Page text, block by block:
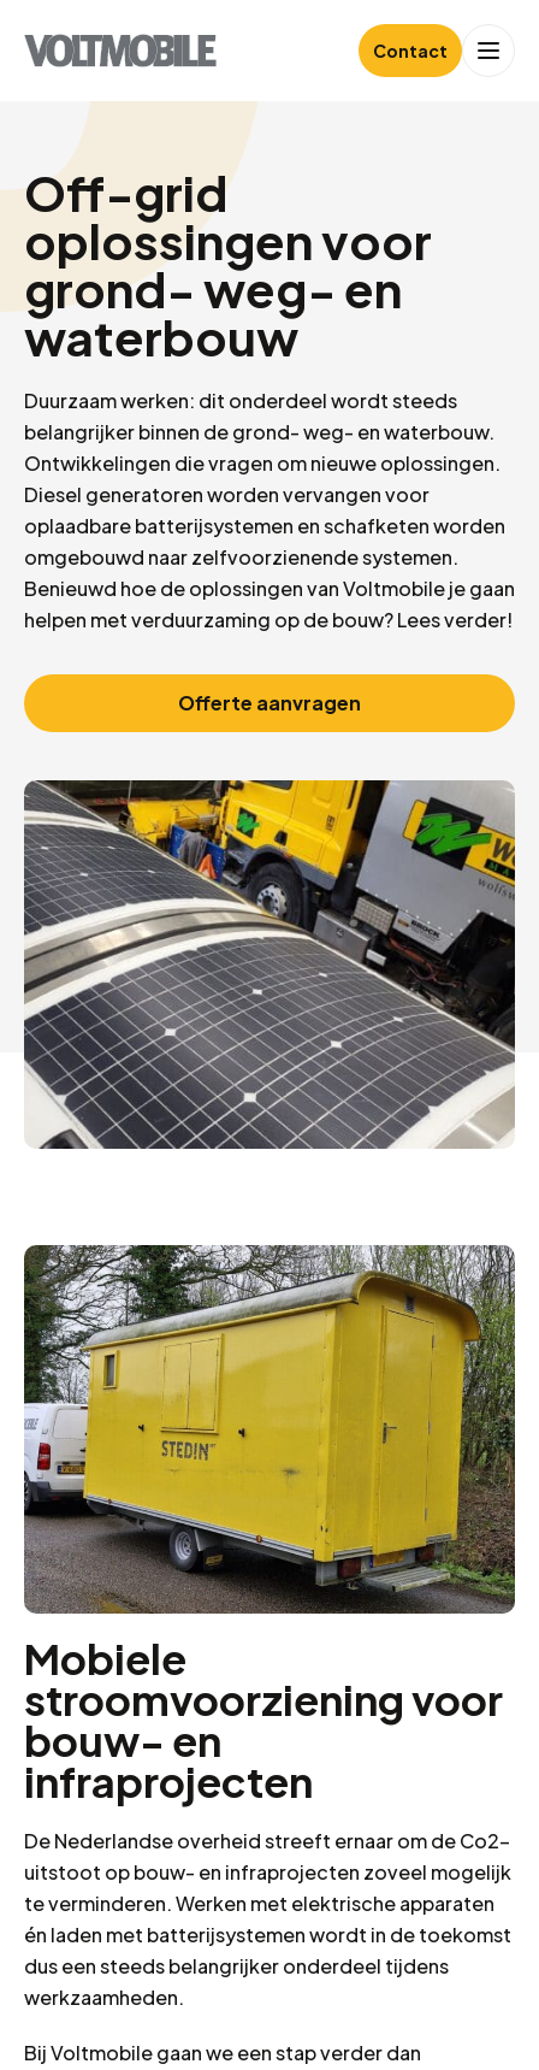
Contact
Off-grid
oplossingen voor
grond- weg- en
waterbouw
Duurzaam werken: dit onderdeel wordt steeds
belangrijker binnen de grond- weg- en waterbouw.
Ontwikkelingen die vragen om nieuwe oplossingen.
Diesel generatoren worden vervangen voor
oplaadbare batterijsystemen en schafketen worden
omgebouwd naar zelfvoorzienende systemen.
Benieuwd hoe de oplossingen van Voltmobile je gaan
helpen met verduurzaming op de bouw? Lees verder!
Offerte aanvragen
Mobiele
stroomvoorziening voor
bouw- en
infraprojecten
De Nederlandse overheid streeft ernaar om de Co2-
uitstoot op bouw- en infraprojecten zoveel mogelijk
te verminderen. Werken met elektrische apparaten
én laden met batterijsystemen wordt in de toekomst
dus een steeds belangrijker onderdeel tijdens
werkzaamheden.
Bij Voltmobile gaan we een stap verder dan